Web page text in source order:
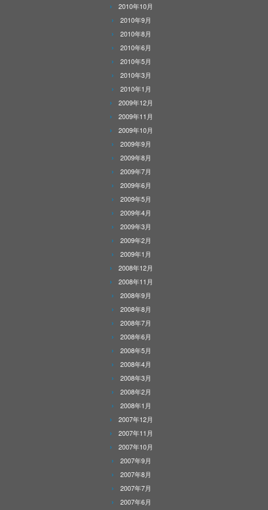
2010年10月
2010年9月
2010年8月
2010年6月
2010年5月
2010年3月
2010年1月
2009年12月
2009年11月
2009年10月
2009年9月
2009年8月
2009年7月
2009年6月
2009年5月
2009年4月
2009年3月
2009年2月
2009年1月
2008年12月
2008年11月
2008年9月
2008年8月
2008年7月
2008年6月
2008年5月
2008年4月
2008年3月
2008年2月
2008年1月
2007年12月
2007年11月
2007年10月
2007年9月
2007年8月
2007年7月
2007年6月